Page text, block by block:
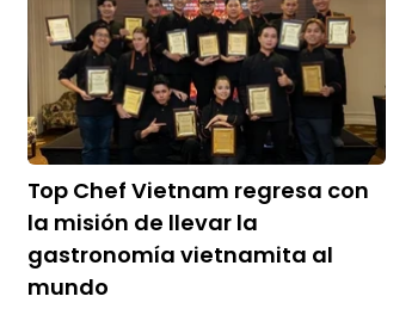
Top Chef Vietnam regresa con
la misión de llevar la
gastronomía vietnamita al
mundo